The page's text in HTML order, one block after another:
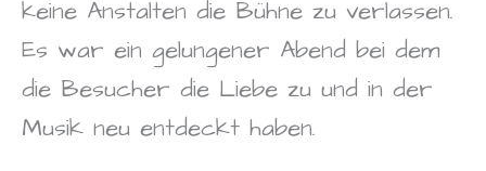
keine Anstalten die Bühne zu verlassen.
Es war ein gelungener Abend bei dem
die Besucher die Liebe zu und in der
Musik neu entdeckt haben.